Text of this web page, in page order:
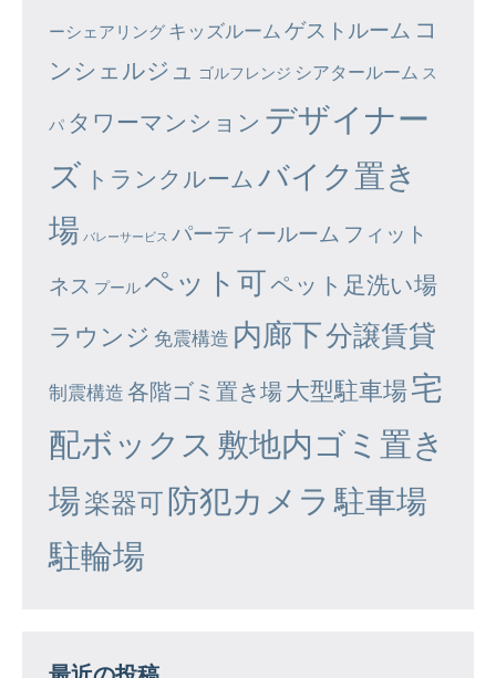
ーシェアリング キッズルーム ゲストルーム コ
ンシェルジュ
ゴルフレンジ シアタールーム ス
パ タワーマンション デザイナー
ズ トランクルーム バイク置き
場 バレーサービス パーティールーム フィット
ネス プール ペット可ペット足洗い場
ラウンジ 免震構造 内廊下分譲賃貸
制震構造 各階ゴミ置き場大型駐車場宅
配ボックス 敷地内ゴミ置き
場楽器可防犯カメラ 駐車場
駐輪場